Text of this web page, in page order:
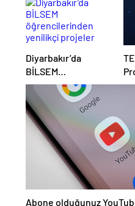
Diyarbakır’da
BİLSEM
öğrencilerinden
yenilikçi projeler
Abone olduğunuz